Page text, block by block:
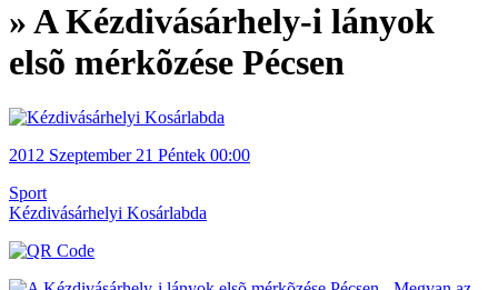
» A Kézdivásárhely-i lányok
elsõ mérkõzése Pécsen
2012 Szeptember 21 Péntek 00:00
Sport
Kézdivásárhelyi Kosárlabda